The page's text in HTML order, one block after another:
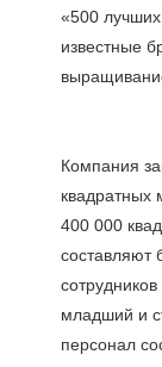
«500
известные
Компания
квадратных
400 000
составляют
младший и
персонал